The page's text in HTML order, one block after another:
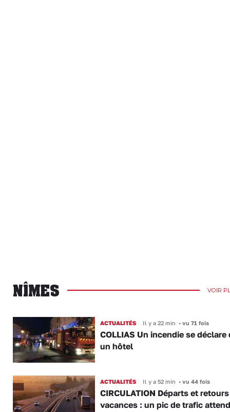
NÎMES VOIR
ACTUALITÉS Il y a 22 min •vu 71 fois
COLLIAS Un incendie se déclare
un hôtel
ACTUALITÉS Il y a 52 min •vu 44 fois
CIRCULATION Départs et
vacances : un pic de trafic